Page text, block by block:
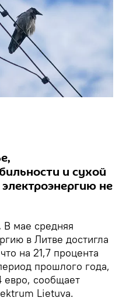
и сухой
не
В мае средняя
в Литве достигла
на 21,7 процента
прошлого года,
евро, сообщает
Lietuva.